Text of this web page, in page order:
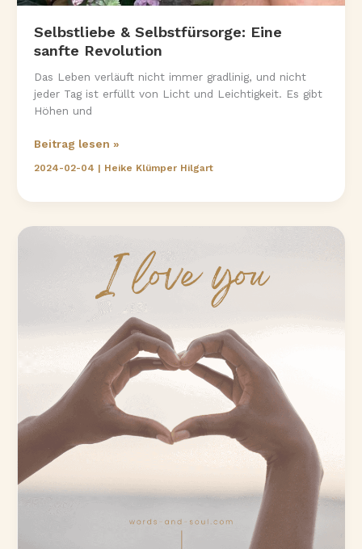
Selbstliebe & Selbstfürsorge: Eine
sanfte Revolution
Das Leben verläuft nicht immer gradlinig, und nicht
jeder Tag ist erfüllt von Licht und Leichtigkeit. Es gibt
Höhen und
Selbstliebe
Selbstfürsorge:
Revolution
Beitrag lesen »
2024-02-04 | Heike Klümper Hilgart